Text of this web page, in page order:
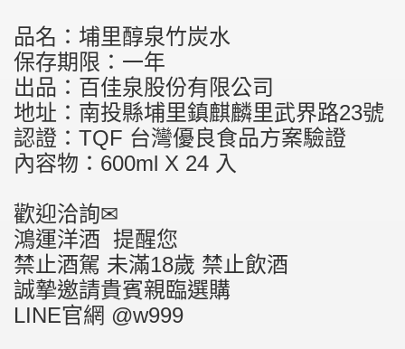
品名：埔里醇泉竹炭水
保存期限：一年
出品：百佳泉股份有限公司
地址：南投縣埔里鎮麒麟里武界路23號
認證：TQF 台灣優良食品方案驗證
內容物：600ml X 24 入
歡迎洽詢✉
鴻運洋酒 提醒您
禁止酒駕 未滿18歲 禁止飲酒
誠摯邀請貴賓親臨選購
LINE官網 @w999